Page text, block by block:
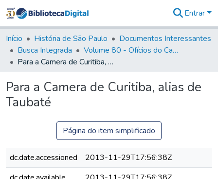
&
Coleções
Tudo na
Biblioteca
Estatísticas
Entrar
Início História de São Paulo
Documentos Interessantes
Busca Integrada
Volume 80 - Ofícios do Capitão General Martim Lopes Lobo de Saldanha (1777-1780)
Para a Camera de Curitiba, alias de Taubaté
Para a Camera de Curitiba, alias de
Taubaté
Página do item simplificado
dc.date.accessioned
2013-11-29T17:56:38Z